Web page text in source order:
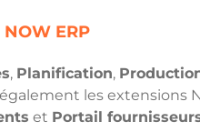
NOW ERP
, Planification,
les extensions
et Portail